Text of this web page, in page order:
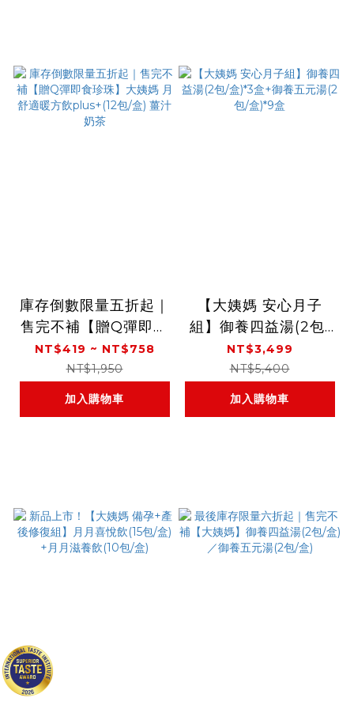
庫存倒數限量五折起｜
售完不補【贈Q彈即食
珍珠】大姨媽 月舒適
暖方飲plus+(12包/盒)
薑汁奶茶
NT$419 ~ NT$758
NT$1,950
加入購物車
【大姨媽 安心月子
組】御養四益湯(2包/
盒)*3盒+御養五元湯
(2包/盒)*9盒
NT$3,499
NT$5,400
加入購物車